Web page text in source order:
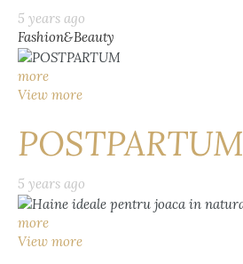
5 years ago
Fashion&Beauty
more
View more
POSTPARTUM
5 years ago
more
View more